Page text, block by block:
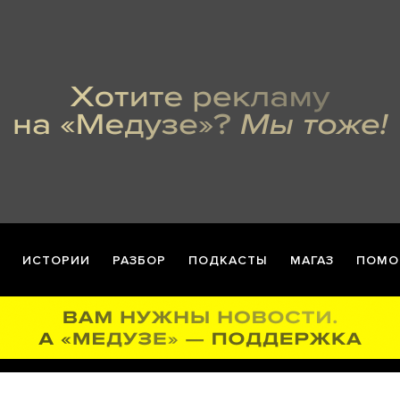
ИСТОРИИ РАЗБОР ПОДКАСТЫ МАГАЗ